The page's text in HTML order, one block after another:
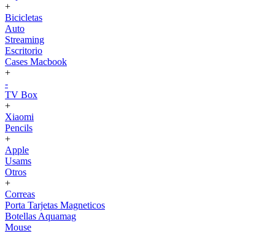
+
Bicicletas
Auto
Streaming
Escritorio
Cases Macbook
+
-
TV Box
+
Xiaomi
Pencils
+
Apple
Usams
Otros
+
Correas
Porta Tarjetas Magneticos
Botellas Aquamag
Mouse